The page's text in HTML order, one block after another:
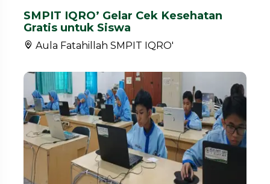
SMPIT IQRO’ Gelar Cek Kesehatan
Gratis untuk Siswa
Aula Fatahillah SMPIT IQRO'